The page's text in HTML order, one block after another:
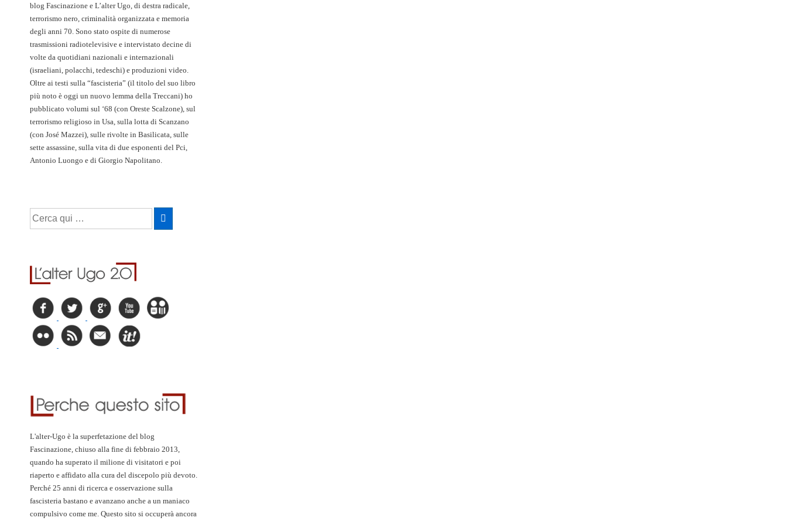
blog Fascinazione e L’alter Ugo, di destra radicale,
terrorismo nero, criminalità organizzata e memoria
degli anni 70. Sono stato ospite di numerose
trasmissioni radiotelevisive e intervistato decine di
volte da quotidiani nazionali e internazionali
(israeliani, polacchi, tedeschi) e produzioni video.
Oltre ai testi sulla “fascisteria” (il titolo del suo libro
più noto è oggi un nuovo lemma della Treccani) ho
pubblicato volumi sul ‘68 (con Oreste Scalzone), sul
terrorismo religioso in Usa, sulla lotta di Scanzano
(con José Mazzei), sulle rivolte in Basilicata, sulle
sette assassine, sulla vita di due esponenti del Pci,
Antonio Luongo e di Giorgio Napolitano.
Cerca:
L'alter-Ugo è la superfetazione del blog
Fascinazione, chiuso alla fine di febbraio 2013,
quando ha superato il milione di visitatori e poi
riaperto e affidato alla cura del discepolo più devoto.
Perché 25 anni di ricerca e osservazione sulla
fascisteria bastano e avanzano anche a un maniaco
compulsivo come me. Questo sito si occuperà ancora